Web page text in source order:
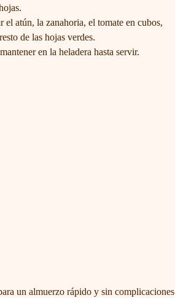
el atún, la zanahoria, el tomate en cubos,
de las hojas verdes.
en la heladera hasta servir.
un almuerzo rápido y sin complicaciones